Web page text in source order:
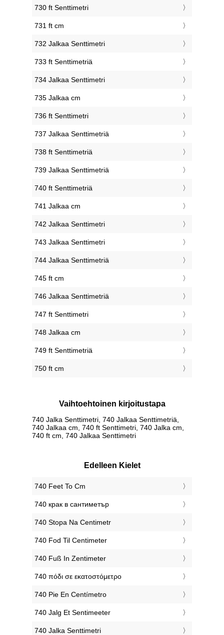
730 ft Senttimetri
731 ft cm
732 Jalkaa Senttimetri
733 ft Senttimetriä
734 Jalkaa Senttimetri
735 Jalkaa cm
736 ft Senttimetri
737 Jalkaa Senttimetriä
738 ft Senttimetriä
739 Jalkaa Senttimetriä
740 ft Senttimetriä
741 Jalkaa cm
742 Jalkaa Senttimetri
743 Jalkaa Senttimetri
744 Jalkaa Senttimetriä
745 ft cm
746 Jalkaa Senttimetriä
747 ft Senttimetri
748 Jalkaa cm
749 ft Senttimetriä
750 ft cm
Vaihtoehtoinen kirjoitustapa
740 Jalka Senttimetri, 740 Jalkaa Senttimetriä,
740 Jalkaa cm, 740 ft Senttimetri, 740 Jalka cm,
740 ft cm, 740 Jalkaa Senttimetri
Edelleen Kielet
‎740 Feet To Cm
‎740 крак в сантиметър
‎740 Stopa Na Centimetr
‎740 Fod Til Centimeter
‎740 Fuß In Zentimeter
‎740 πόδι σε εκατοστόμετρο
‎740 Pie En Centímetro
‎740 Jalg Et Sentimeeter
‎740 Jalka Senttimetri